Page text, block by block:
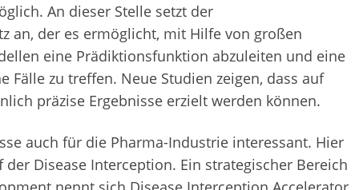
An dieser Stelle setzt der
an, der es ermöglicht, mit Hilfe von großen
eine Prädiktionsfunktion abzuleiten und eine
Fälle zu treffen. Neue Studien zeigen, dass auf
präzise Ergebnisse erzielt werden können.
auch für die Pharma-Industrie interessant. Hier
Disease Interception. Ein strategischer Bereich